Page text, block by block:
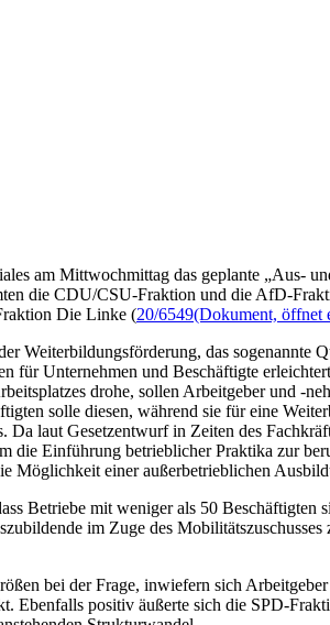
am Mittwochmittag das geplante „Aus-
die CDU/CSU-Fraktion und die AfD-
Die Linke (20/6549(Dokument, öffnet
Weiterbildungsförderung, das
Unternehmen und Beschäftigte
drohe, sollen Arbeitgeber und -
solle diesen, während sie für eine
laut Gesetzentwurf in Zeiten des
die Einführung betrieblicher Praktika zur
Möglichkeit einer außerbetrieblichen
Betriebe mit weniger als 50 Beschäftigten
im Zuge des
bei der Frage, inwiefern sich
positiv äußerte sich die SPD-